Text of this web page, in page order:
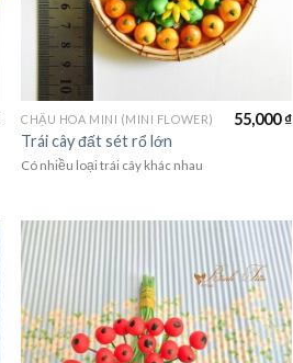
CHẬU HOA MINI (MINI FLOWER)
Trái cây đất sét rổ lớn
55,000₫
Có nhiều loại trái cây khác nhau